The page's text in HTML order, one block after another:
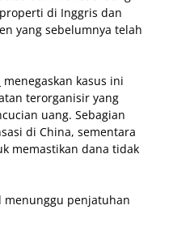
di Inggris dan
yang sebelumnya telah
menegaskan kasus ini
terorganisir yang
uang. Sebagian
di China, sementara
memastikan dana tidak
penjatuhan